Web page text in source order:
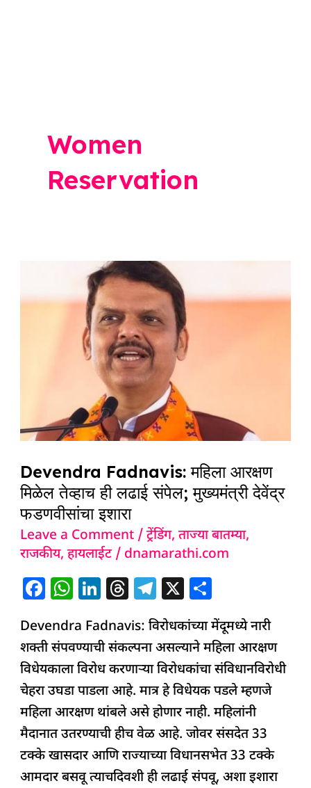
Women
Reservation
Devendra Fadnavis: महिला आरक्षण
मिळेल तेव्हाच ही लढाई संपेल; मुख्यमंत्री देवेंद्र
फडणवीसांचा इशारा
Leave a Comment /ट्रेंडिंग,ताज्या बातम्या,
राजकीय,हायलाईट/ dnamarathi.com
F
c
e
b
o
o
k
W
at
s
A
p
p
Li
k
e
dI
n
T
re
a
d
s
T
el
e
g
ra
m
X
h
ar
e
Devendra Fadnavis: विरोधकांच्या मेंदूमध्ये नारी
शक्ती संपवण्याची संकल्पना असल्याने महिला आरक्षण
विधेयकाला विरोध करणाऱ्या विरोधकांचा संविधानविरोधी
चेहरा उघडा पाडला आहे. मात्र हे विधेयक पडले म्हणजे
महिला आरक्षण थांबले असे होणार नाही. महिलांनी
मैदानात उतरण्याची हीच वेळ आहे. जोवर संसदेत 33
टक्के खासदार आणि राज्याच्या विधानसभेत 33 टक्के
आमदार बसवू त्याचदिवशी ही लढाई संपवू, अशा इशारा
लढाई
संपेल;
मुख्यमंत्री
देवेंद्र
फडणवीसांचा
इशारा